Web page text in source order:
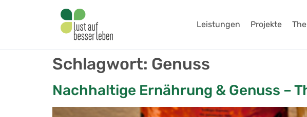
Leistungen Projekte
Schlagwort: Genuss
Nachhaltige Ernährung & Genuss –